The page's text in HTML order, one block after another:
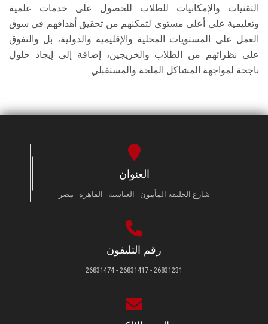
التقنيات والإمكانيات للطلاب للحصول على خدمات علمية
وتعليمية على أعلى مستوى لتمكنهم من تحقيق أهدافهم في سوق
العمل على المستويات المحلية والإقليمية والدولية، بل والتفوق
على نظرائهم من الطلاب والخريجين، إضافة إلى إيجاد حلول
ناجحة لمواجهة المشاكل الملحة والمستقبلي
العنوان
شارع الخليفة المأمون - العباسية - القاهرة - مصر
رقم التليفون
26831231 - 26831417 - 26831474